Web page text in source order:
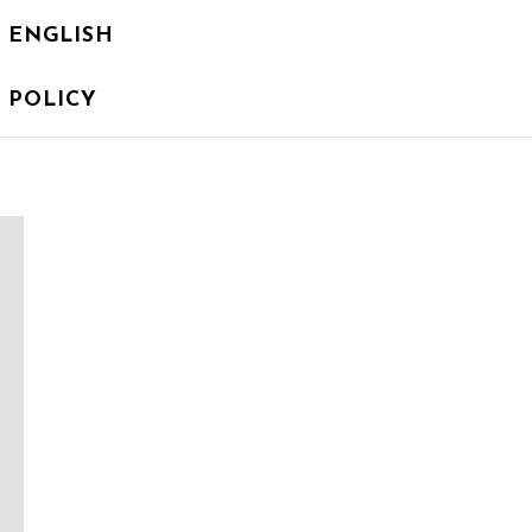
ENGLISH
POLICY